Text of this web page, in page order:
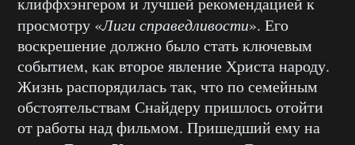
просмотру «Лиги справедливости». Его
воскрешение должно было стать ключевым
событием, как второе явление Христа народу.
Жизнь распорядилась так, что по семейным
обстоятельствам Снайдеру пришлось отойти
от работы над фильмом. Пришедший ему на